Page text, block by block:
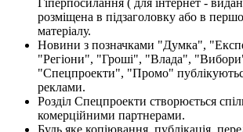
розміщена в підзаголовку або в
матеріалу.
Новини з позначками "Думка",
"Регіони", "Гроші", "Влада",
"Спецпроекти", "Промо"
реклами.
Розділ Спецпроекти створюється
комерційними партнерами.
Будь яке копіювання, публікація,